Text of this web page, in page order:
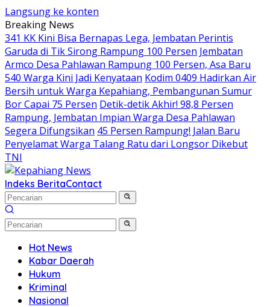
Langsung ke konten
Breaking News
341 KK Kini Bisa Bernapas Lega, Jembatan Perintis
Garuda di Tik Sirong Rampung 100 Persen Jembatan
Armco Desa Pahlawan Rampung 100 Persen, Asa Baru
540 Warga Kini Jadi Kenyataan Kodim 0409 Hadirkan Air
Bersih untuk Warga Kepahiang, Pembangunan Sumur
Bor Capai 75 Persen Detik-detik Akhir! 98,8 Persen
Rampung, Jembatan Impian Warga Desa Pahlawan
Segera Difungsikan 45 Persen Rampung! Jalan Baru
Penyelamat Warga Talang Ratu dari Longsor Dikebut
TNI
Indeks BeritaContact
Hot News
Kabar Daerah
Hukum
Kriminal
Nasional